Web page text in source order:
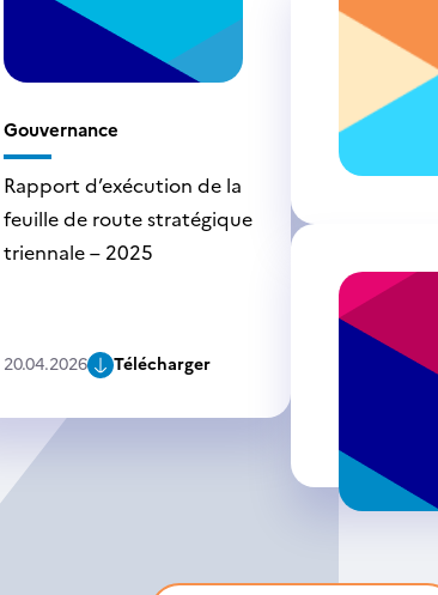
Gouvernance
Rapport d’exécution de la
feuille de route stratégique
triennale – 2025
20.04.2026 Télécharger